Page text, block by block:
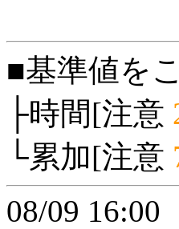
■基準値を
├時間[注意
└累加[注意
08/09 16:00